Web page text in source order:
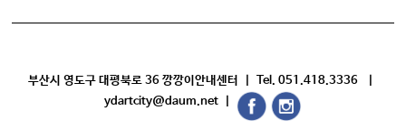
부산시 영도구 대평북로 36 깡깡이안내센터 | Tel. 051.418.3336 |
ydartcity@daum.net |